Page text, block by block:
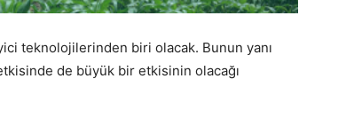
teknolojilerinden biri olacak. Bunun yanı
de büyük bir etkisinin olacağı